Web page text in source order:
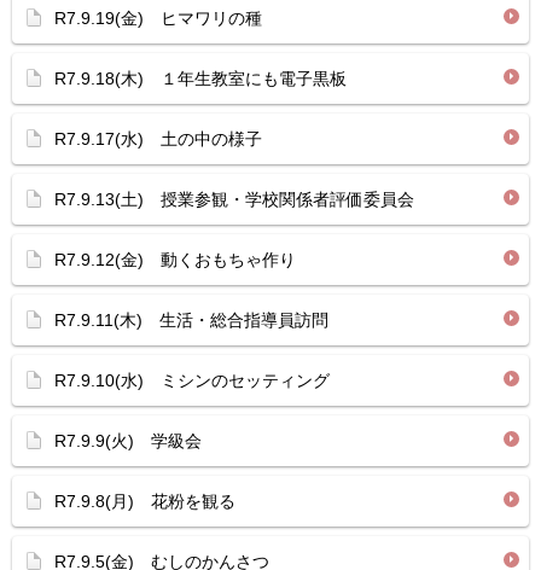
R7.9.19(金) ヒマワリの種
R7.9.18(木) １年生教室にも電子黒板
R7.9.17(水) 土の中の様子
R7.9.13(土) 授業参観・学校関係者評価委員会
R7.9.12(金) 動くおもちゃ作り
R7.9.11(木) 生活・総合指導員訪問
R7.9.10(水) ミシンのセッティング
R7.9.9(火) 学級会
R7.9.8(月) 花粉を観る
R7.9.5(金) むしのかんさつ